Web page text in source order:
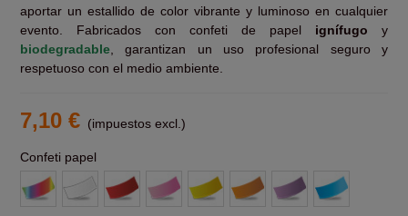
aportar un estallido de color vibrante y luminoso en cualquier
evento. Fabricados con confeti de papel ignífugo y
biodegradable, garantizan un uso profesional seguro y
respetuoso con el medio ambiente.
7,10 € (impuestos excl.)
Confeti papel
MulticolorBlanco Rojo Rosa Amarillo Naranja Morado
Azul
claro